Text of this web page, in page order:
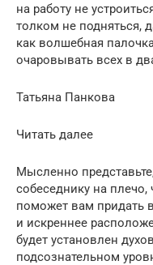
на работу не
толком не подняться,
как волшебная
очаровывать всех в
Татьяна Панкова
Читать далее
Мысленно
собеседнику на плечо,
поможет вам придать
и искреннее
будет установлен
подсознательном